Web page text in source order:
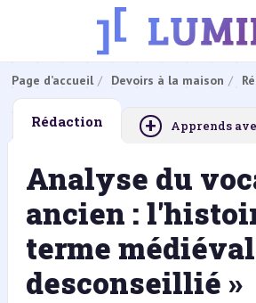
Page d’accueil Devoirs à la maison
Rédaction + Apprends
Analyse du
ancien :
terme médiéval
desconseillié »